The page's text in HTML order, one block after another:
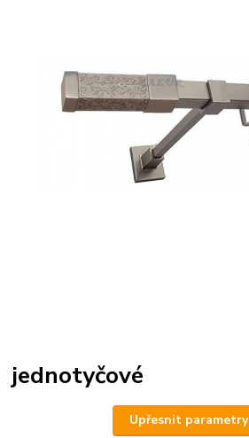
jednotyčové
Upřesnit parametry